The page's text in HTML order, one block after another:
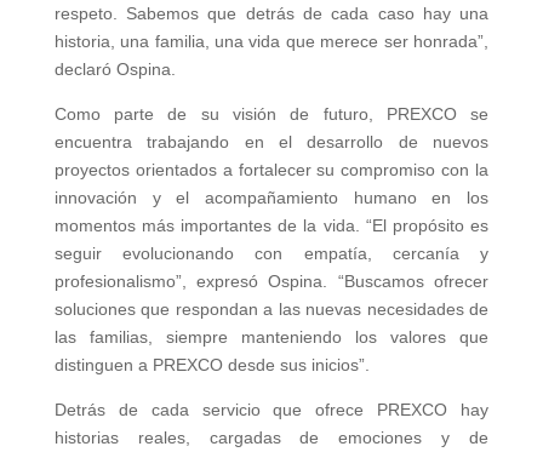
respeto. Sabemos que detrás de cada caso hay una
historia, una familia, una vida que merece ser honrada”,
declaró Ospina.
Como parte de su visión de futuro, PREXCO se
encuentra trabajando en el desarrollo de nuevos
proyectos orientados a fortalecer su compromiso con la
innovación y el acompañamiento humano en los
momentos más importantes de la vida. “El propósito es
seguir evolucionando con empatía, cercanía y
profesionalismo”, expresó Ospina. “Buscamos ofrecer
soluciones que respondan a las nuevas necesidades de
las familias, siempre manteniendo los valores que
distinguen a PREXCO desde sus inicios”.
Detrás de cada servicio que ofrece PREXCO hay
historias reales, cargadas de emociones y de